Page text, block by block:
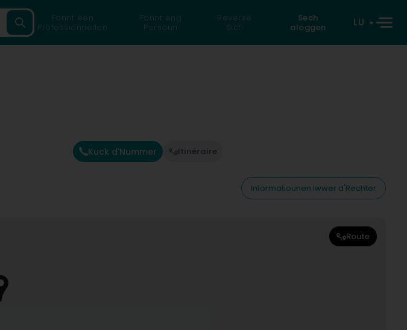
Fannt een
Professionnellen
Fannt eng
Persoun
Reverse
Sich
Sech
aloggen
LU
Kuck d'Nummer Itinéraire
Informatiounen iwwer d'Rechter
Route